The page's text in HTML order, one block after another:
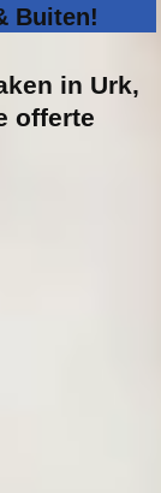
Buiten!
in Urk,
offerte